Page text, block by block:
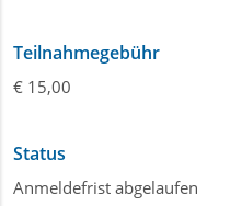
Teilnahmegebühr
€ 15,00
Status
Anmeldefrist abgelaufen